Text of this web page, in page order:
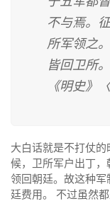
不与焉。
所军领之
皆回卫所
《明史》
大白话就是不打仗
候，卫所军户出丁
领回朝廷。故这种
廷费用。 不过虽然